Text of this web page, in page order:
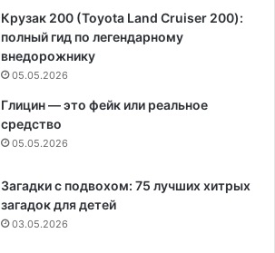
Крузак 200 (Toyota Land Cruiser 200):
полный гид по легендарному
внедорожнику
05.05.2026
Глицин — это фейк или реальное
средство
05.05.2026
Загадки с подвохом: 75 лучших хитрых
загадок для детей
03.05.2026